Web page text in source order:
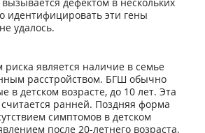
идентифицировать эти гены
удалось.
является наличие в семье
расстройством. БГШ обычно
в детском возрасте, до 10 лет. Эта
ранней. Поздняя форма
симптомов в детском
после 20-летнего возраста.